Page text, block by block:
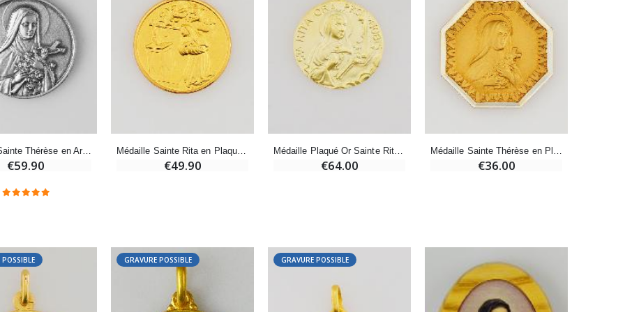
-20%
€12.00 €9.60
€12.00 €9.60
-10%
-10%
€15.00 €13.50
Coffret Encens Benjoin + Charbon + Brûle-encens
€21.90
-20%
Eau de Lourdes 1 Litre
€12.00
€12.00 €9.60
Médaille Sainte Thérèse en Argent Massif - 18mm
€59.90
Médaille Sainte Rita en Plaqué Or - 18mm
€49.90
Médaille Plaqué Or Sainte Rita - 18mm
€64.00
Médaille Sainte Thérèse en Plaqué Or
€36.00
GRAVURE POSSIBLE GRAVURE POSSIBLE